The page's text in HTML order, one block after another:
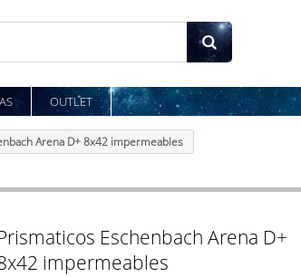
OUTLET
Arena D+ 8x42 impermeables
Eschenbach Arena D+
impermeables